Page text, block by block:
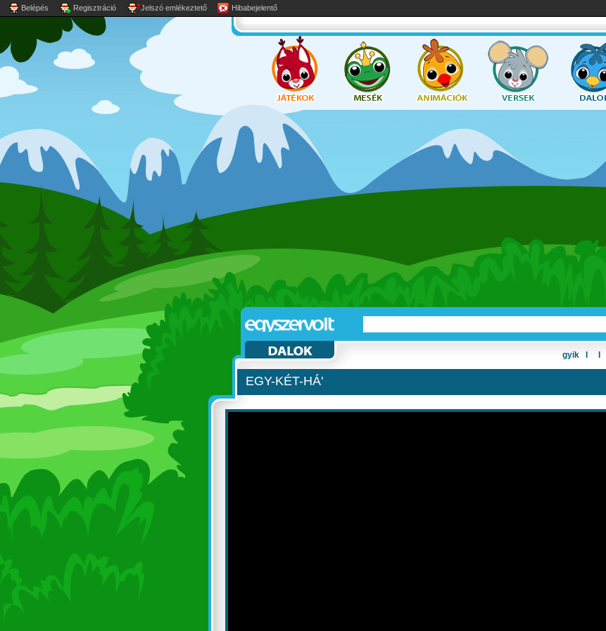
Belépés Regisztráció Jelszó emlékeztető Hibabejelentő
gyik
EGY-KÉT-HÁ'